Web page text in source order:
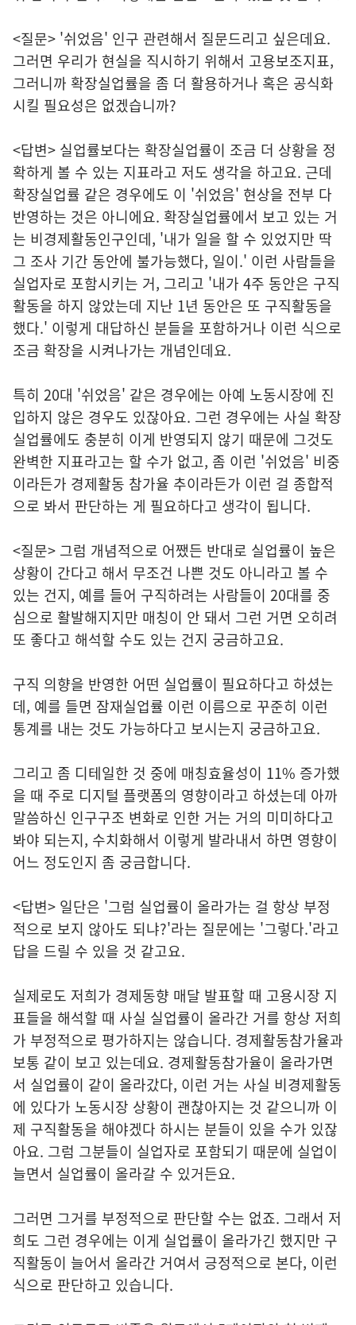
<질문> '쉬었음' 인구 관련해서 질문드리고 싶은데요.
그러면 우리가 현실을 직시하기 위해서 고용보조지표,
그러니까 확장실업률을 좀 더 활용하거나 혹은 공식화
시킬 필요성은 없겠습니까?
<답변> 실업률보다는 확장실업률이 조금 더 상황을 정
확하게 볼 수 있는 지표라고 저도 생각을 하고요. 근데
확장실업률 같은 경우에도 이 '쉬었음' 현상을 전부 다
반영하는 것은 아니에요. 확장실업률에서 보고 있는 거
는 비경제활동인구인데, '내가 일을 할 수 있었지만 딱
그 조사 기간 동안에 불가능했다, 일이.' 이런 사람들을
실업자로 포함시키는 거, 그리고 '내가 4주 동안은 구직
활동을 하지 않았는데 지난 1년 동안은 또 구직활동을
했다.' 이렇게 대답하신 분들을 포함하거나 이런 식으로
조금 확장을 시켜나가는 개념인데요.
특히 20대 '쉬었음' 같은 경우에는 아예 노동시장에 진
입하지 않은 경우도 있잖아요. 그런 경우에는 사실 확장
실업률에도 충분히 이게 반영되지 않기 때문에 그것도
완벽한 지표라고는 할 수가 없고, 좀 이런 '쉬었음' 비중
이라든가 경제활동 참가율 추이라든가 이런 걸 종합적
으로 봐서 판단하는 게 필요하다고 생각이 됩니다.
<질문> 그럼 개념적으로 어쨌든 반대로 실업률이 높은
상황이 간다고 해서 무조건 나쁜 것도 아니라고 볼 수
있는 건지, 예를 들어 구직하려는 사람들이 20대를 중
심으로 활발해지지만 매칭이 안 돼서 그런 거면 오히려
또 좋다고 해석할 수도 있는 건지 궁금하고요.
구직 의향을 반영한 어떤 실업률이 필요하다고 하셨는
데, 예를 들면 잠재실업률 이런 이름으로 꾸준히 이런
통계를 내는 것도 가능하다고 보시는지 궁금하고요.
그리고 좀 디테일한 것 중에 매칭효율성이 11% 증가했
을 때 주로 디지털 플랫폼의 영향이라고 하셨는데 아까
말씀하신 인구구조 변화로 인한 거는 거의 미미하다고
봐야 되는지, 수치화해서 이렇게 발라내서 하면 영향이
어느 정도인지 좀 궁금합니다.
<답변> 일단은 '그럼 실업률이 올라가는 걸 항상 부정
적으로 보지 않아도 되냐?'라는 질문에는 '그렇다.'라고
답을 드릴 수 있을 것 같고요.
실제로도 저희가 경제동향 매달 발표할 때 고용시장 지
표들을 해석할 때 사실 실업률이 올라간 거를 항상 저희
가 부정적으로 평가하지는 않습니다. 경제활동참가율과
보통 같이 보고 있는데요. 경제활동참가율이 올라가면
서 실업률이 같이 올라갔다, 이런 거는 사실 비경제활동
에 있다가 노동시장 상황이 괜찮아지는 것 같으니까 이
제 구직활동을 해야겠다 하시는 분들이 있을 수가 있잖
아요. 그럼 그분들이 실업자로 포함되기 때문에 실업이
늘면서 실업률이 올라갈 수 있거든요.
그러면 그거를 부정적으로 판단할 수는 없죠. 그래서 저
희도 그런 경우에는 이게 실업률이 올라가긴 했지만 구
직활동이 늘어서 올라간 거여서 긍정적으로 본다, 이런
식으로 판단하고 있습니다.